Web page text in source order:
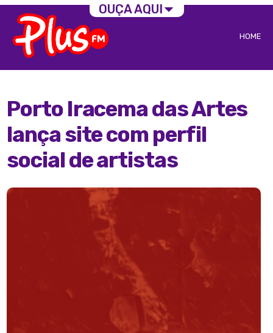
HOME
Porto Iracema das Artes
lança site com perfil
social de artistas
OUÇA AQUI